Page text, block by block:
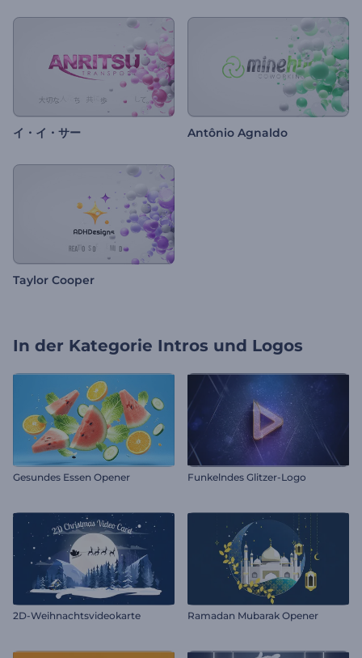
イ・イ・サー Antônio Agnaldo
Taylor Cooper
In der Kategorie Intros und Logos
Gesundes Essen Opener Funkelndes Glitzer-Logo
2D-Weihnachtsvideokarte Ramadan Mubarak Opener